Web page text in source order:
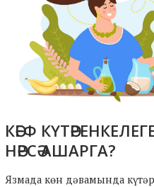
КӘЕФ
НӘРСӘ АШАРГА?
Язмада көн дәвамында